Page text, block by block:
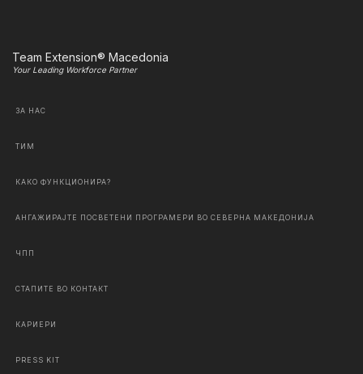
Team Extension® Macedonia
Your Leading Workforce Partner
ЗА НАС
ТИМ
КАКО ФУНКЦИОНИРА?
АНГАЖИРАЈТЕ ПОСВЕТЕНИ ПРОГРАМЕРИ ВО СЕВЕРНА МАКЕДОНИЈА
ЧПП
СТАПИТЕ ВО КОНТАКТ
КАРИЕРИ
PRESS KIT